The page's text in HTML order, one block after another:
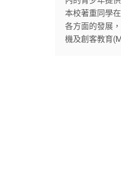
本校著重同學
各方面的發展
機及創客教育